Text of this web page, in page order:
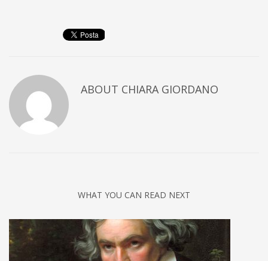
ABOUT CHIARA GIORDANO
WHAT YOU CAN READ NEXT